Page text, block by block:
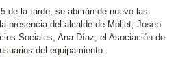
de la tarde, se abrirán de nuevo las
presencia del alcalde de Mollet, Josep
Sociales, Ana Díaz, el Asociación de
del equipamiento.